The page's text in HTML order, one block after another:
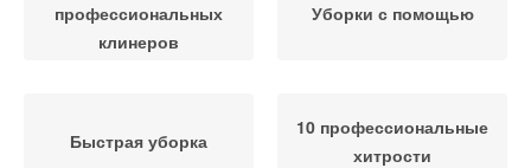
профессиональных
клинеров
Уборки с помощью
Быстрая уборка
10 профессиональные
хитрости